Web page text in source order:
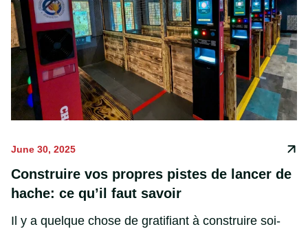
June 30, 2025
Construire vos propres pistes de lancer de
hache: ce qu’il faut savoir
Il y a quelque chose de gratifiant à construire soi-